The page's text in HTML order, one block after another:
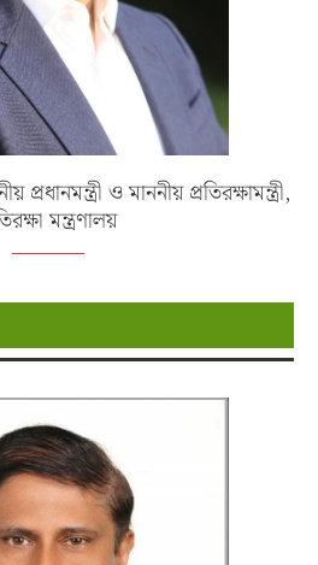
ও মাননীয় প্রতিরক্ষামন্ত্রী,
মন্ত্রণালয়